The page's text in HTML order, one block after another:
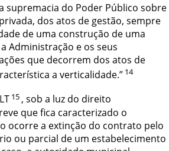
supremacia do Poder Público sobre
dos atos de gestão, sempre
de uma construção de uma
Administração e os seus
que decorrem dos atos de
a verticalidade.” 14
15, sob a luz do direito
que fica caracterizado o
ocorre a extinção do contrato pelo
ou parcial de um estabelecimento